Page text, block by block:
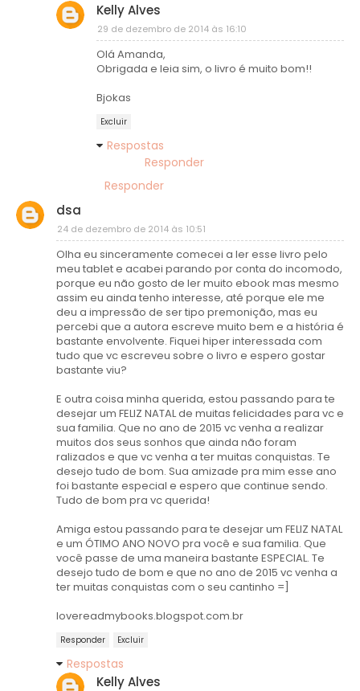
Kelly Alves
29 de dezembro de 2014 às 16:10
Olá Amanda,
Obrigada e leia sim, o livro é muito bom!!
Bjokas
Excluir
Respostas
Responder
Responder
dsa
24 de dezembro de 2014 às 10:51
Olha eu sinceramente comecei a ler esse livro pelo
meu tablet e acabei parando por conta do incomodo,
porque eu não gosto de ler muito ebook mas mesmo
assim eu ainda tenho interesse, até porque ele me
deu a impressão de ser tipo premonição, mas eu
percebi que a autora escreve muito bem e a história é
bastante envolvente. Fiquei hiper interessada com
tudo que vc escreveu sobre o livro e espero gostar
bastante viu?
E outra coisa minha querida, estou passando para te
desejar um FELIZ NATAL de muitas felicidades para vc e
sua familia. Que no ano de 2015 vc venha a realizar
muitos dos seus sonhos que ainda não foram
ralizados e que vc venha a ter muitas conquistas. Te
desejo tudo de bom. Sua amizade pra mim esse ano
foi bastante especial e espero que continue sendo.
Tudo de bom pra vc querida!
Amiga estou passando para te desejar um FELIZ NATAL
e um ÓTIMO ANO NOVO pra você e sua familia. Que
você passe de uma maneira bastante ESPECIAL. Te
desejo tudo de bom e que no ano de 2015 vc venha a
ter muitas conquistas com o seu cantinho =]
lovereadmybooks.blogspot.com.br
Responder Excluir
Respostas
Kelly Alves